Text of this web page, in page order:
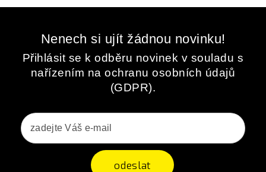
Nenech si ujít žádnou novinku!
Přihlásit se k odběru novinek v souladu s
nařízením na ochranu osobních údajů
(GDPR).
odeslat